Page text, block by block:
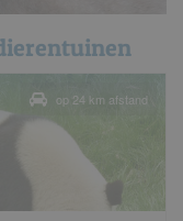
op 24 km afstand